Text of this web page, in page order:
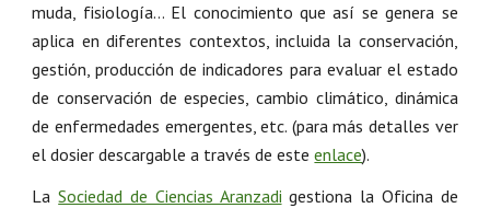
muda, fisiología… El conocimiento que así se genera se
aplica en diferentes contextos, incluida la conservación,
gestión, producción de indicadores para evaluar el estado
de conservación de especies, cambio climático, dinámica
de enfermedades emergentes, etc. (para más detalles ver
el dosier descargable a través de esteenlace).
LaSociedad de Ciencias Aranzadi gestiona la Oficina de